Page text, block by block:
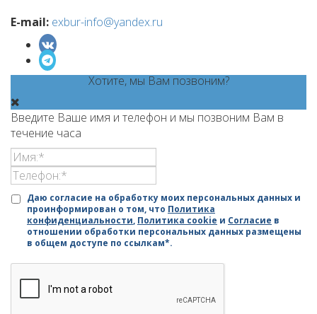
E-mail: exbur-info@yandex.ru
Хотите, мы Вам позвоним?
Введите Ваше имя и телефон и мы позвоним Вам в
течение часа
Даю согласие на обработку моих персональных данных и
проинформирован о том, что Политика
конфиденциальности, Политика cookie и Согласие в
отношении обработки персональных данных размещены
в общем доступе по ссылкам*.